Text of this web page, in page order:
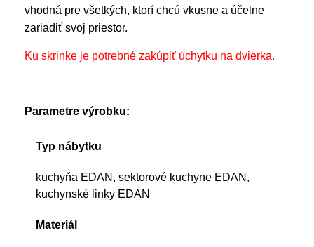
vhodná pre všetkých, ktorí chcú vkusne a účelne
zariadiť svoj priestor.
Ku skrinke je potrebné zakúpiť úchytku na dvierka.
Parametre výrobku:
Typ nábytku
kuchyňa EDAN, sektorové kuchyne EDAN,
kuchynské linky EDAN
Materiál